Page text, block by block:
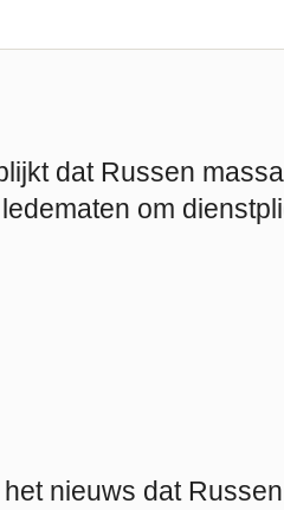
dat Russen
om
nieuws dat Russen